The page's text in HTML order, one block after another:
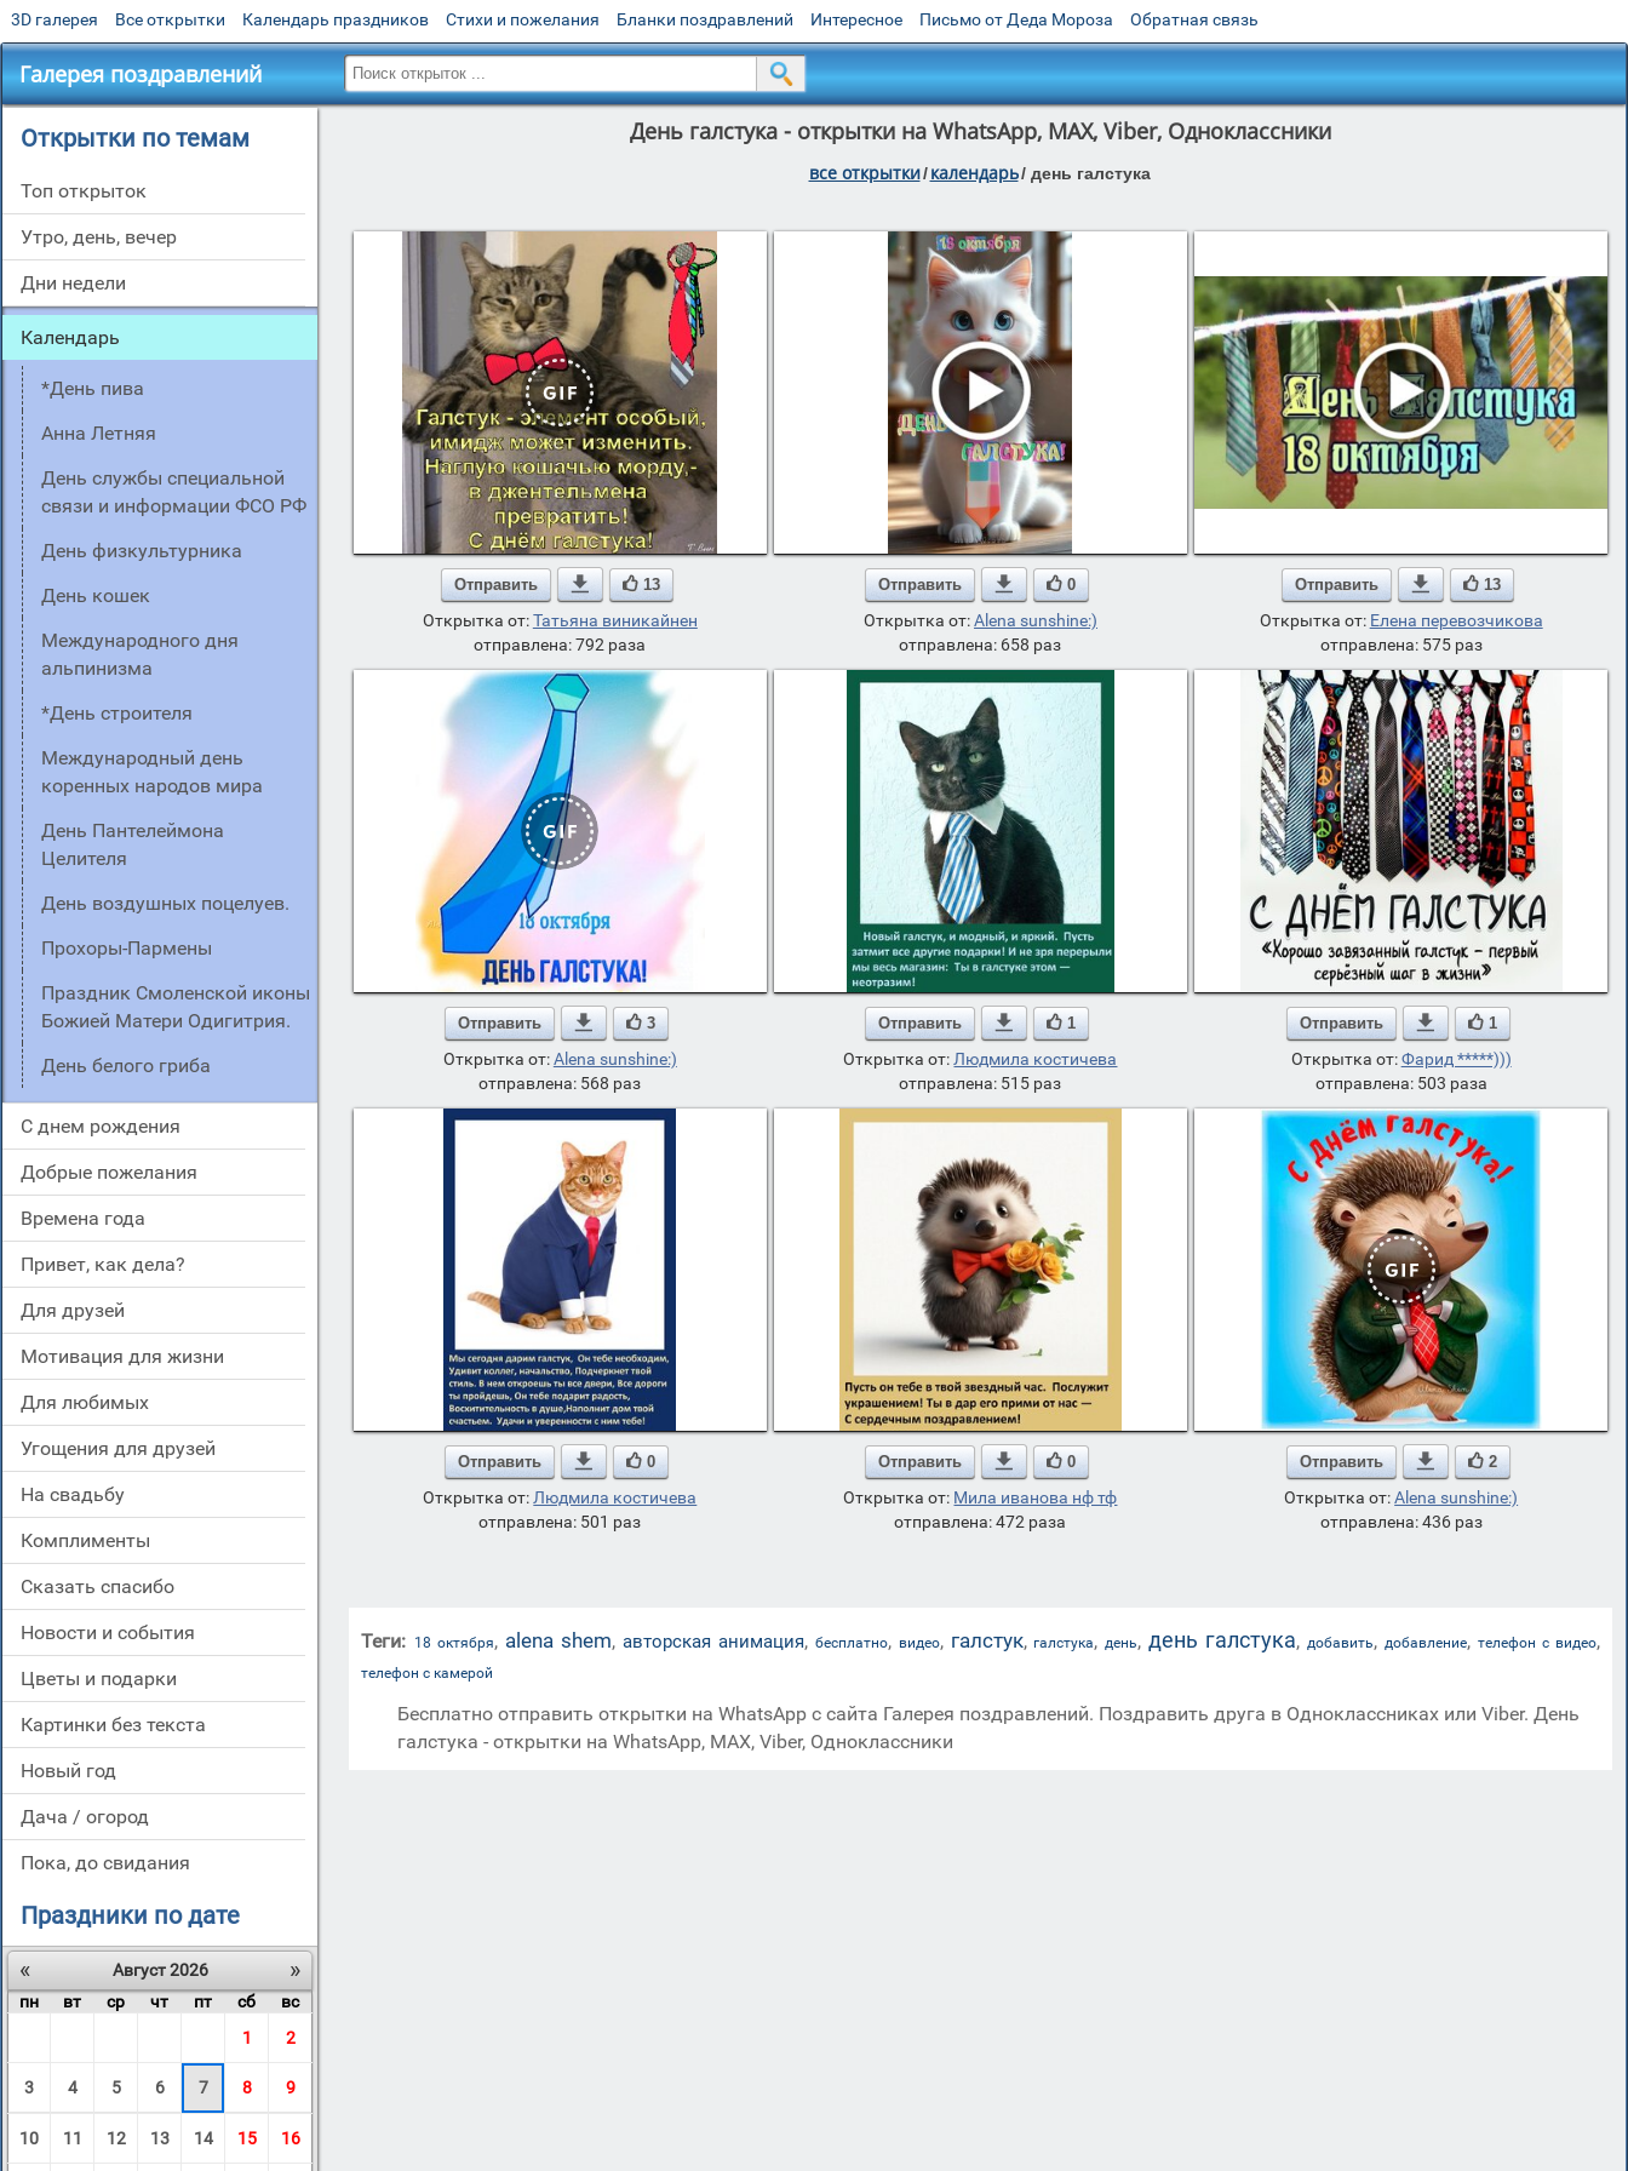
3D галерея Все открытки Календарь праздников Стихи и пожелания Бланки поздравлений Интересное Письмо от Деда Мороза Обратная связь
Галерея поздравлений
Открытки по темам
Топ открыток
утро, день, вечер
дни недели
Календарь
*день пива
Анна Летняя
День службы специальной
связи и информации ФСО РФ
День физкультурника
День кошек
Международного дня
альпинизма
*День строителя
Международный день
коренных народов мира
день Пантелеймона
Целителя
День воздушных поцелуев.
Прохоры-Пармены
Праздник Смоленской иконы
Божией Матери Одигитрия.
День белого гриба
c днем рождения
добрые пожелания
времена года
привет, как дела?
для друзей
мотивация для жизни
для любимых
угощения для друзей
на свадьбу
комплименты
сказать спасибо
новости и события
цветы и подарки
картинки без текста
новый год
дача / огород
пока, до свидания
Праздники по дате
«
»
Август 2026
пн
вт ср чт пт сб
вс
1
2
3 4 5 6 7 8 9
10 11 12 13 14 15 16
День галстука - открытки на WhatsApp, MAX, Viber, Одноклассники
все открытки/ календарь/ день галстука
Отправить  13
Открытка от:Татьяна виникайнен
отправлена: 792 раза
Отправить  0
Открытка от:Alena sunshine:)
отправлена: 658 раз
Отправить  13
Открытка от: Елена перевозчикова
отправлена: 575 раз
Отправить  3
Открытка от:Alena sunshine:)
отправлена: 568 раз
Отправить  1
Открытка от: Людмила костичева
отправлена: 515 раз
Отправить  1
Открытка от:Фарид *****)))
отправлена: 503 раза
Отправить  0
Открытка от: Людмила костичева
отправлена: 501 раз
Отправить  0
Открытка от: Мила иванова нф тф
отправлена: 472 раза
Отправить  2
Открытка от:Alena sunshine:)
отправлена: 436 раз
Теги: 18 октября, alena shem, авторская анимация, бесплатно, видео, галстук, галстука,день,день галстука,добавить, добавление, телефон с видео,
телефон с камерой
Бесплатно отправить открытки на WhatsApp с сайта Галерея поздравлений. Поздравить друга в Одноклассниках или Viber. День
галстука - открытки на WhatsApp, MAX, Viber, Одноклассники